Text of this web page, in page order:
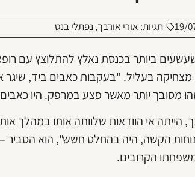
19/ תגיות: אורי אורבך, נפתלי בנט
ביותר בכנסת נאלץ להתלוצץ עם
מצחיקה בעליל. "בעקבות כאבים ביד, שיגר
מסובך יותר מאשר פצע במרפק. היו כאבים
הייתה אי הוודאות שלוותה אותו במהלך
הקשה, היה בהחלט חשש", הוא הסביר
הקרובים.